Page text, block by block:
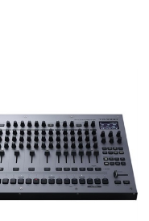
テージ